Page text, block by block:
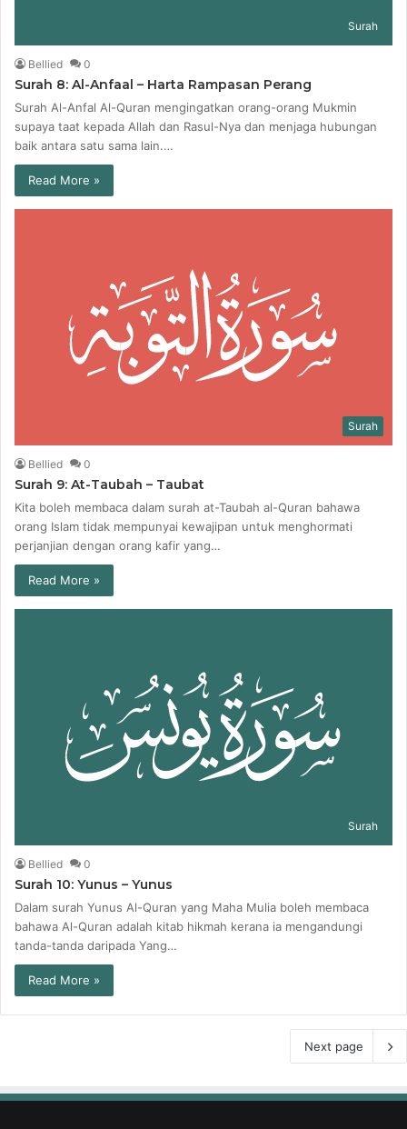
Surah
Bellied 0
Surah 8: Al-Anfaal – Harta Rampasan Perang
Surah Al-Anfal Al-Quran mengingatkan orang-orang Mukmin
supaya taat kepada Allah dan Rasul-Nya dan menjaga hubungan
baik antara satu sama lain.…
Read More »
Surah
Bellied 0
Surah 9: At-Taubah – Taubat
Kita boleh membaca dalam surah at-Taubah al-Quran bahawa
orang Islam tidak mempunyai kewajipan untuk menghormati
perjanjian dengan orang kafir yang…
Read More »
Surah
Bellied 0
Surah 10: Yunus – Yunus
Dalam surah Yunus Al-Quran yang Maha Mulia boleh membaca
bahawa Al-Quran adalah kitab hikmah kerana ia mengandungi
tanda-tanda daripada Yang…
Read More »
Next page